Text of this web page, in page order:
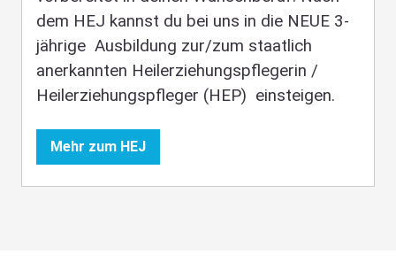
dem HEJ kannst du bei uns in die NEUE 3-
jährige Ausbildung zur/zum staatlich
anerkannten Heilerziehungspflegerin /
Heilerziehungspfleger (HEP) einsteigen.
Mehr zum HEJ